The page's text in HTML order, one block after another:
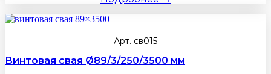
Арт. св015
Винтовая свая Ø89/3/250/3500 мм